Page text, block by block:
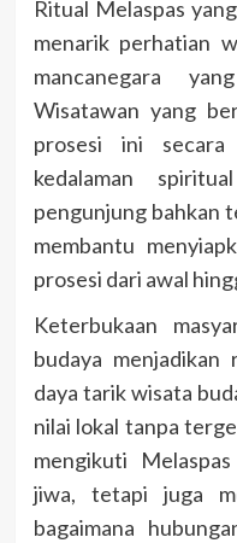
Ritual Melaspas
menarik perhatian
mancanegara
Wisatawan yang
prosesi ini secara
kedalaman
pengunjung bahkan
membantu
prosesi dari awal
Keterbukaan
budaya
daya tarik wisata
nilai lokal tanpa
mengikuti
jiwa, tetapi juga
bagaimana